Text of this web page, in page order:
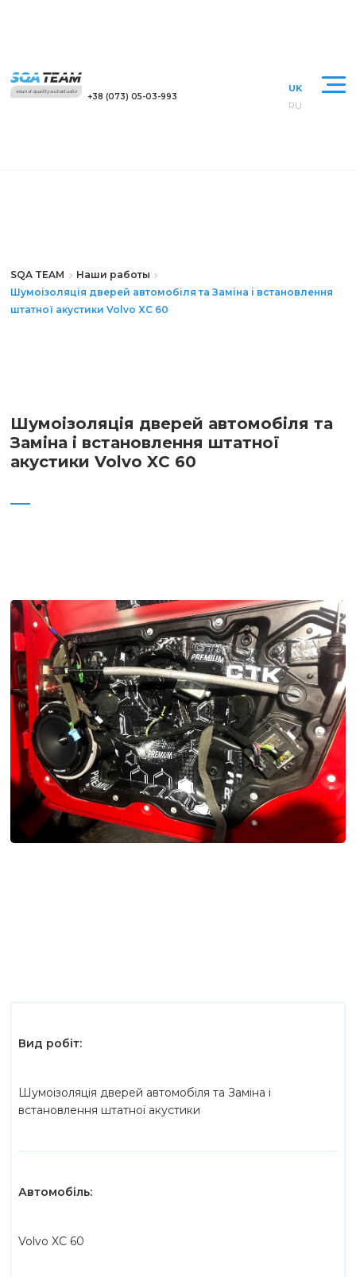
+38 (073) 05-03-993
UK
RU
sound quality autostudio
SQA TEAM
Наши работы
Шумоізоляція дверей автомобіля та Заміна і встановлення
штатної акустики Volvo XC 60
Шумоізоляція дверей автомобіля та
Заміна і встановлення штатної
акустики Volvo XC 60
Вид робіт:
Шумоізоляція дверей автомобіля та Заміна і
встановлення штатної акустики
Автомобіль:
Volvo XC 60